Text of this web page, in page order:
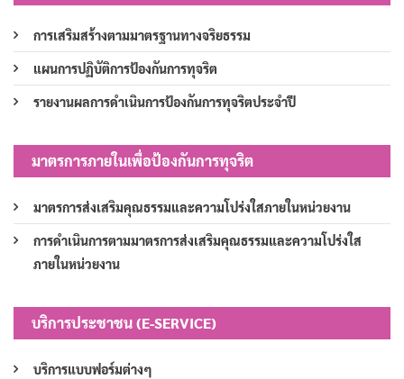
การเสริมสร้างตามมาตรฐานทางจริยธรรม
แผนการปฏิบัติการป้องกันการทุจริต
รายงานผลการดำเนินการป้องกันการทุจริตประจำปี
มาตรการภายในเพื่อป้องกันการทุจริต
มาตรการส่งเสริมคุณธรรมและความโปร่งใสภายในหน่วยงาน
การดำเนินการตามมาตรการส่งเสริมคุณธรรมและความโปร่งใส
ภายในหน่วยงาน
บริการประชาชน (E-SERVICE)
บริการแบบฟอร์มต่างๆ